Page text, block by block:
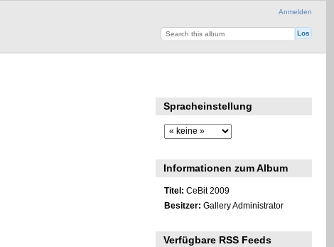
Anmelden
Spracheinstellung
Informationen zum Album
Titel: CeBit 2009
Besitzer: Gallery Administrator
Verfügbare RSS Feeds